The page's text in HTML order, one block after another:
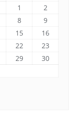
1
2
8
9
15
16
22
23
29
30